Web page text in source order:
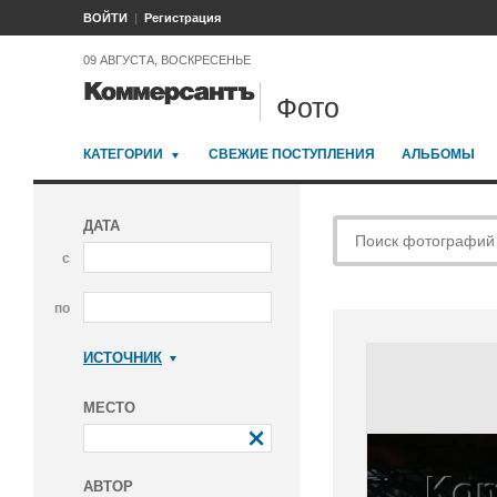
ВОЙТИ Регистрация
09 АВГУСТА, ВОСКРЕСЕНЬЕ
Фото
КАТЕГОРИИ СВЕЖИЕ ПОСТУПЛЕНИЯ АЛЬБОМЫ
ДАТА
с
по
ИСТОЧНИК
МЕСТО
АВТОР